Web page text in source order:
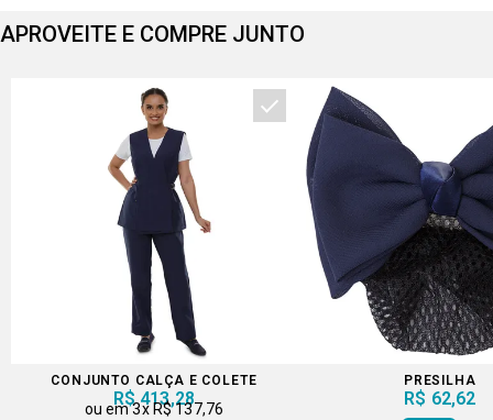
APROVEITE E COMPRE JUNTO
CONJUNTO CALÇA E COLETE
R$ 413,28
3x R$ 137,76
PRESILHA
R$ 62,62